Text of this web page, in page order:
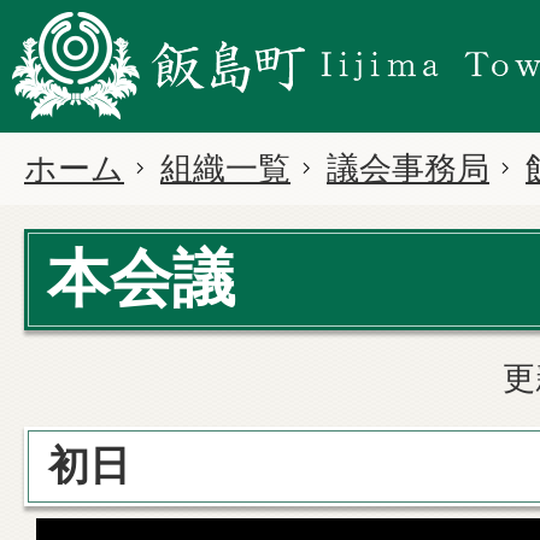
ホーム 組織一覧 議会事務局
本会議
初日